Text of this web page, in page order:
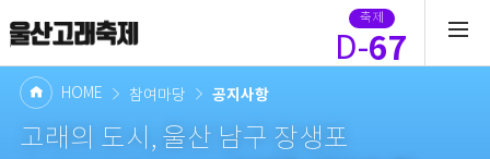
축제
D-67
HOME 참여마당 공지사항
고래의 도시, 울산 남구 장생포